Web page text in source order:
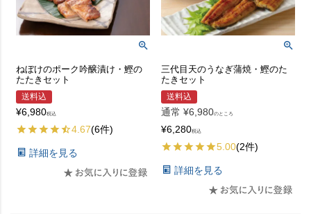
ねぼけのポーク吟醸漬け・鰹の
たたきセット
送料込
¥6,980税込
4.67(6件)
詳細を見る
三代目天のうなぎ蒲焼・鰹のた
たきセット
送料込
通常 ¥6,980のところ
¥6,280税込
5.00(2件)
詳細を見る